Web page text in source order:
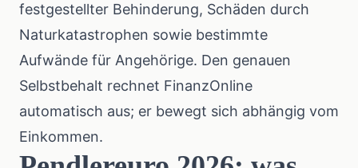
festgestellter Behinderung, Schäden durch
Naturkatastrophen sowie bestimmte
Aufwände für Angehörige. Den genauen
Selbstbehalt rechnet FinanzOnline
automatisch aus; er bewegt sich abhängig vom
Einkommen.